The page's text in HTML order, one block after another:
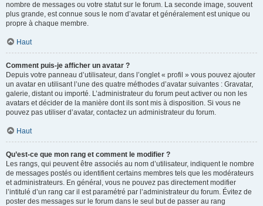
nombre de messages ou votre statut sur le forum. La seconde image, souvent
plus grande, est connue sous le nom d’avatar et généralement est unique ou
propre à chaque membre.
Haut
Comment puis-je afficher un avatar ?
Depuis votre panneau d’utilisateur, dans l’onglet « profil » vous pouvez ajouter
un avatar en utilisant l’une des quatre méthodes d’avatar suivantes : Gravatar,
galerie, distant ou importé. L’administrateur du forum peut activer ou non les
avatars et décider de la manière dont ils sont mis à disposition. Si vous ne
pouvez pas utiliser d’avatar, contactez un administrateur du forum.
Haut
Qu’est-ce que mon rang et comment le modifier ?
Les rangs, qui peuvent être associés au nom d’utilisateur, indiquent le nombre
de messages postés ou identifient certains membres tels que les modérateurs
et administrateurs. En général, vous ne pouvez pas directement modifier
l’intitulé d’un rang car il est paramétré par l’administrateur du forum. Évitez de
poster des messages sur le forum dans le seul but de passer au rang